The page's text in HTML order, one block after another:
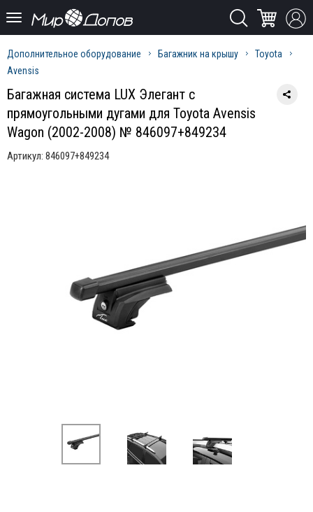
Дополнительное оборудование Багажник на крышу
Toyota
Avensis
Багажная система LUX Элегант с
прямоугольными дугами для Toyota Avensis
Wagon (2002-2008) № 846097+849234
Артикул: 846097+849234